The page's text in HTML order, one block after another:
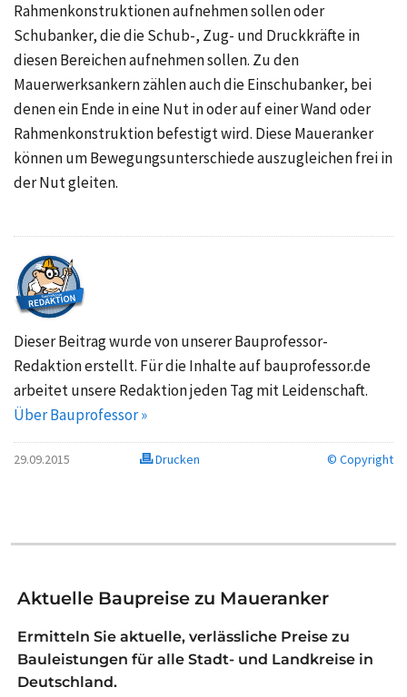
Rahmenkonstruktionen aufnehmen sollen oder
Schubanker, die die Schub-, Zug- und Druckkräfte in
diesen Bereichen aufnehmen sollen. Zu den
Mauerwerksankern zählen auch die Einschubanker, bei
denen ein Ende in eine Nut in oder auf einer Wand oder
Rahmenkonstruktion befestigt wird. Diese Maueranker
können um Bewegungsunterschiede auszugleichen frei in
der Nut gleiten.
Dieser Beitrag wurde von unserer Bauprofessor-
Redaktion erstellt. Für die Inhalte auf bauprofessor.de
arbeitet unsere Redaktion jeden Tag mit Leidenschaft.
Über Bauprofessor »
29.09.2015 Drucken © Copyright
Aktuelle Baupreise zu Maueranker
Ermitteln Sie aktuelle, verlässliche Preise zu
Bauleistungen für alle Stadt- und Landkreise in
Deutschland.